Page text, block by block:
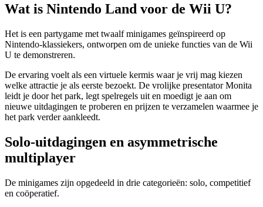
Wat is Nintendo Land voor de Wii U?
Het is een partygame met twaalf minigames geïnspireerd op
Nintendo-klassiekers, ontworpen om de unieke functies van de Wii
U te demonstreren.
De ervaring voelt als een virtuele kermis waar je vrij mag kiezen
welke attractie je als eerste bezoekt. De vrolijke presentator Monita
leidt je door het park, legt spelregels uit en moedigt je aan om
nieuwe uitdagingen te proberen en prijzen te verzamelen waarmee je
het park verder aankleedt.
Solo-uitdagingen en asymmetrische
multiplayer
De minigames zijn opgedeeld in drie categorieën: solo, competitief
en coöperatief.